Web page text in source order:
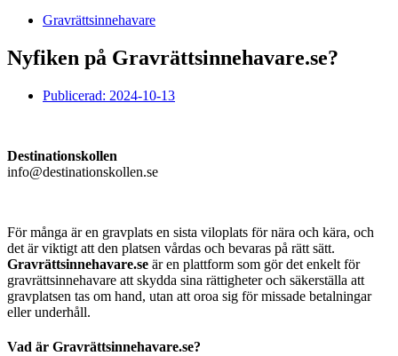
Gravrättsinnehavare
Nyfiken på Gravrättsinnehavare.se?
Publicerad: 2024-10-13
Destinationskollen
info@destinationskollen.se
För många är en gravplats en sista viloplats för nära och kära, och
det är viktigt att den platsen vårdas och bevaras på rätt sätt.
Gravrättsinnehavare.se är en plattform som gör det enkelt för
gravrättsinnehavare att skydda sina rättigheter och säkerställa att
gravplatsen tas om hand, utan att oroa sig för missade betalningar
eller underhåll.
Vad är Gravrättsinnehavare.se?